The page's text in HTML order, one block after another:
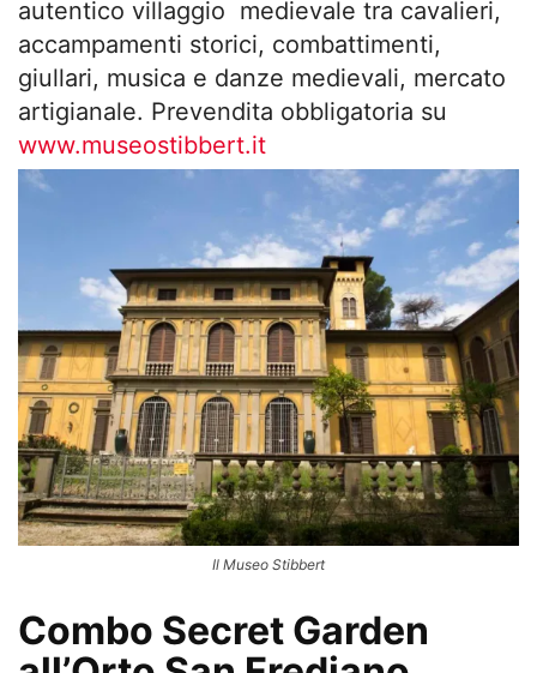
autentico villaggio medievale tra cavalieri,
accampamenti storici, combattimenti,
giullari, musica e danze medievali, mercato
artigianale. Prevendita obbligatoria su
www.museostibbert.it
Il Museo Stibbert
Combo Secret Garden